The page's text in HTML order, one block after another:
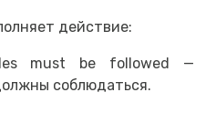
действие:
must be followed —
соблюдаться.